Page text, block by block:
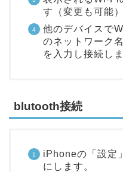
す（変更も可能）
他のデバイスで
のネットワーク
を入力し接続しま
blutooth接続
iPhoneの「設定
にします。